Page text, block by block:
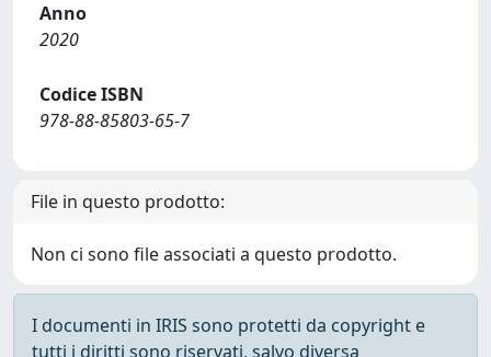
Anno
2020
Codice ISBN
978-88-85803-65-7
File in questo prodotto:
Non ci sono file associati a questo prodotto.
I documenti in IRIS sono protetti da copyright e
tutti i diritti sono riservati, salvo diversa